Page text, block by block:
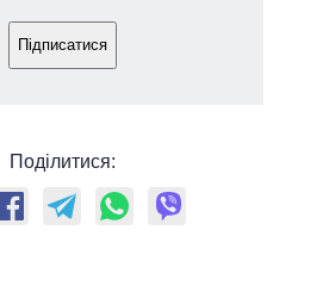
Підписатися
Поділитися: